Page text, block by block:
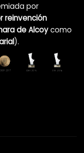
por
reinvención
de Alcoycomo
).